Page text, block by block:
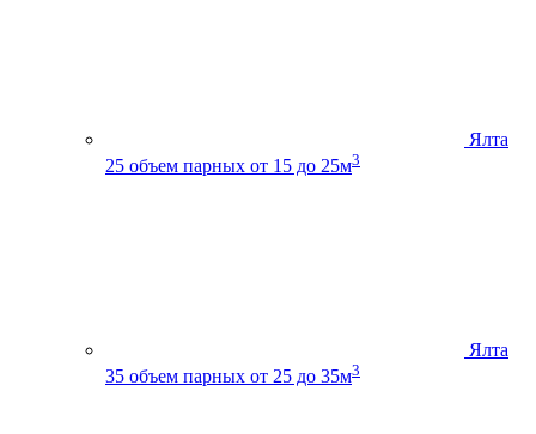
Ялта
25 объем парных от 15 до 25м3
Ялта
35 объем парных от 25 до 35м3